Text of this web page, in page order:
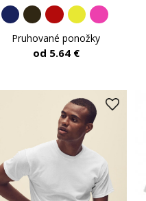
Pruhované ponožky
od 5.64 €